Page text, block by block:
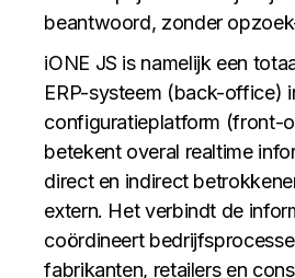
beantwoord, zonder
iONE JS is namelijk een
ERP-systeem (back-office)
configuratieplatform (front-
betekent overal realtime
direct en indirect
extern. Het verbindt de
coördineert
fabrikanten, retailers en